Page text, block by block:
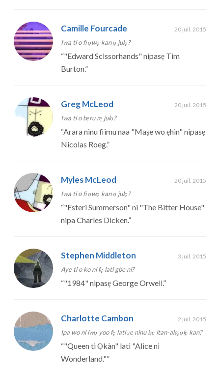
Camille Fourcade 20 juil. 2015
Iwa ti o fi ọwọ kan ọ julọ?
“"Edward Scissorhands" nipasẹ Tim
Burton.”
Greg McLeod 20 juil. 2015
Iwa ti o bẹru rẹ julọ?
“Arara ninu fiimu naa "Maṣe wo ẹhin" nipasẹ
Nicolas Roeg.”
Myles McLeod 20 juil. 2015
Iwa ti o fi ọwọ kan ọ julọ?
“"Esteri Summerson" ni "The Bitter House"
nipa Charles Dicken.”
Stephen Middleton 3 juil. 2015
Aye ti o ko ni fẹ lati gbe ni?
“"1984" nipasẹ George Orwell.”
Charlotte Cambon 2 juil. 2015
Ipa wo ni iwọ yoo fẹ lati ṣe ninu iṣẹ itan-akọọlẹ kan?
“"Queen ti Ọkàn" lati "Alice ni
Wonderland."”